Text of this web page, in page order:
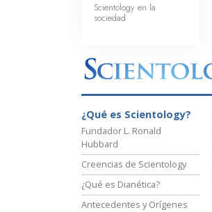
Scientology en la
sociedad
¿Qué es Scientology?
Fundador L. Ronald
Hubbard
Creencias de Scientology
¿Qué es Dianética?
Antecedentes y Orígenes